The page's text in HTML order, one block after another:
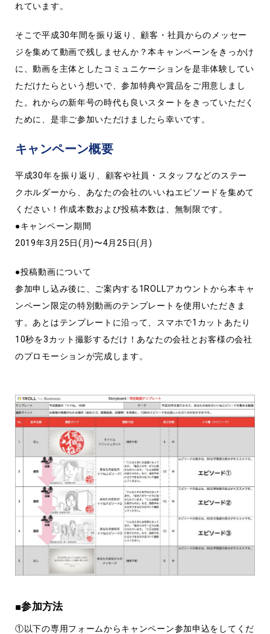
れています。
そこで平成30年間を振り返り、顧客・社員からのメッセー
ジを集めて動画で残しませんか？本キャンペーンをきっかけ
に、動画を主体としたコミュニケーションを是非体験してい
ただけたらという想いで、参加特典や賞品をご用意しまし
た。れからの新年号の時代も良いスタートをきっていただく
ために、是非ご参加いただけましたら幸いです。
キャンペーン概要
平成30年を振り返り、顧客や社員・スタッフなどのステー
クホルダーから、あなたの会社のいいねエピソードを集めて
ください！作成本数および投稿本数は、無制限です。
●キャンペーン期間
2019年3月25日(月)〜4月25日(月)
●投稿動画について
参加申し込み後に、ご案内する1ROLLアカウントから本キャ
ンペーン限定の特別動画のテンプレートを使用いただきま
す。あとはテンプレートに沿って、スマホで1カットあたり
10秒を3カット撮影するだけ！あなたの会社とお客様の会社
のプロモーションが完成します。
■参加方法
①以下の専用フォームからキャンペーン参加申込をしてくだ